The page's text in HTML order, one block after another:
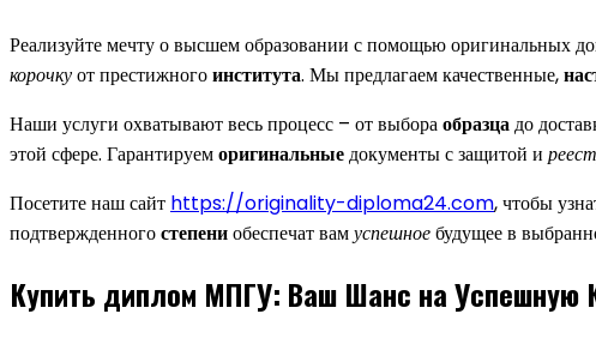
Реализуйте мечту о высшем образовании с помощью оригинальных
корочкуот престижногоинститута. Мы предлагаем качественные,
Наши услуги охватывают весь процесс – от выбораобразцадо
этой сфере. Гарантируеморигинальныедокументы с защитой и
Посетите наш сайт https://originality-diploma24.com, чтобы
подтвержденногостепениобеспечат вамуспешноебудущее в
Купить диплом МПГУ: Ваш Шанс на Успешную